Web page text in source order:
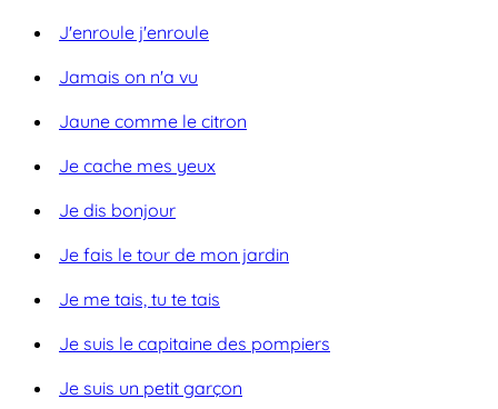
J'enroule j'enroule
Jamais on n'a vu
Jaune comme le citron
Je cache mes yeux
Je dis bonjour
Je fais le tour de mon jardin
Je me tais, tu te tais
Je suis le capitaine des pompiers
Je suis un petit garçon